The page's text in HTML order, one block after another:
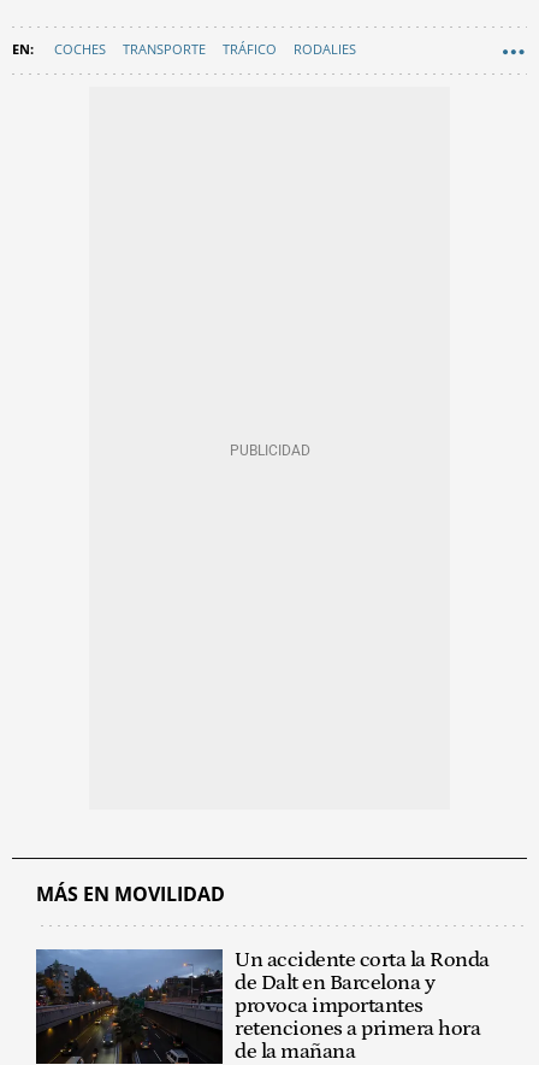
COCHES TRANSPORTE TRÁFICO RODALIES
MÁS EN MOVILIDAD
Un accidente corta la Ronda
de Dalt en Barcelona y
provoca importantes
retenciones a primera hora
de la mañana